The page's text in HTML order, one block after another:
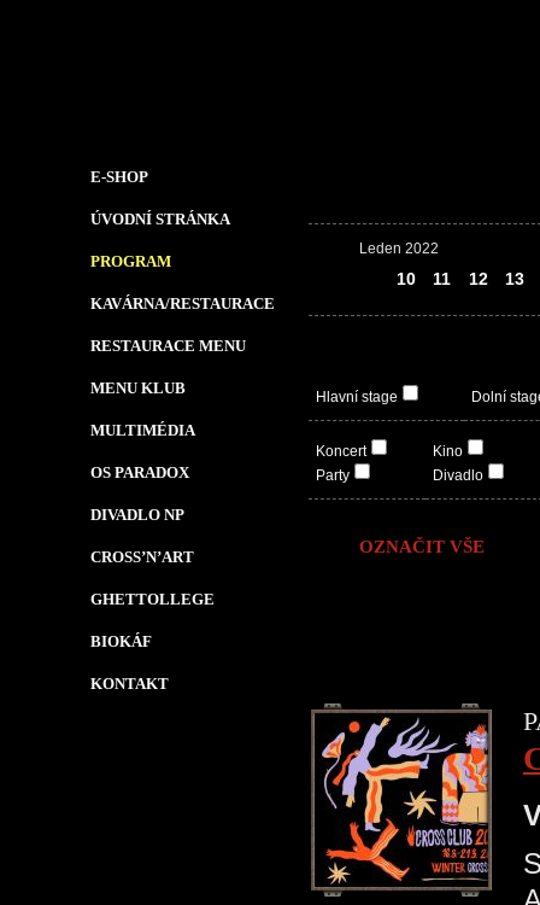
E-SHOP
ÚVODNÍ STRÁNKA
PROGRAM
KAVÁRNA/RESTAURACE
RESTAURACE MENU
MENU KLUB
MULTIMÉDIA
OS PARADOX
DIVADLO NP
CROSS’N’ART
GHETTOLLEGE
BIOKÁF
KONTAKT
Leden 2022
10 11 12 13
Hlavní stage Dolní
Koncert
Party
Kino
Divadlo
OZNAČIT VŠE